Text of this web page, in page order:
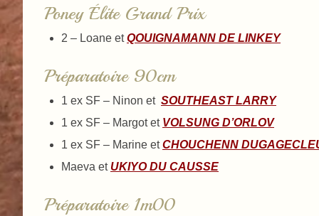
Poney Élite Grand Prix
2 – Loane etQOUIGNAMANN DE LINKEY
Préparatoire 90cm
1 ex SF – Ninon et SOUTHEAST LARRY
1 ex SF – Margot et VOLSUNG D’ORLOV
1 ex SF – Marine etCHOUCHENN
Maeva et UKIYO DU CAUSSE
Préparatoire 1m00